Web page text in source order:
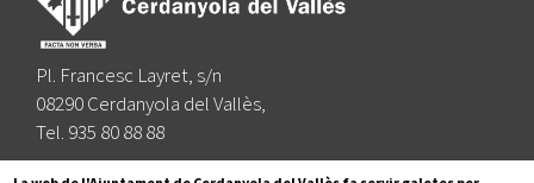
Pl. Francesc Layret, s/n
08290 Cerdanyola del Vallès,
Tel. 935 80 88 88
Segueix-nos a: